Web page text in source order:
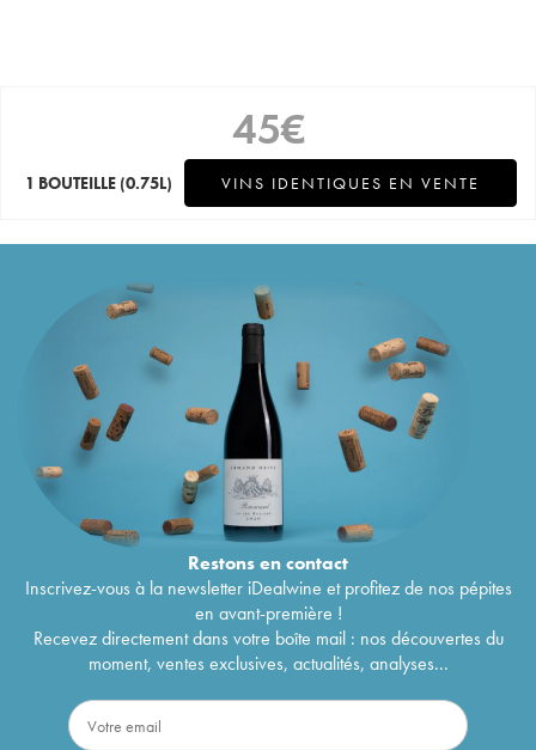
45€
1 BOUTEILLE (0.75L) VINS IDENTIQUES EN VENTE
Restons encontact
Inscrivez-vous à la newsletter iDealwine et profitez de nos pépites
en avant-première !
Recevez directement dans votre boîte mail : nos découvertes du
moment, ventes exclusives, actualités, analyses...